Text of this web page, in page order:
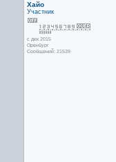
Хайо
Участник
с дек 2015
Оренбург
Сообщений: 21539